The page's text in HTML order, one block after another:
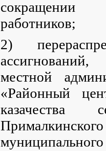
сокращении
работников;
2)
местной
«Районный
казачества